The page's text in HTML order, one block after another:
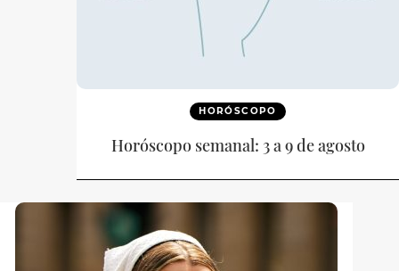
HORÓSCOPO
Horóscopo semanal: 3 a 9 de agosto